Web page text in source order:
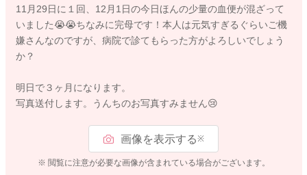
11月29日に１回、12月1日の今日ほんの少量の血便が混ざって
いました😭😭ちなみに完母です！本人は元気すぎるぐらいご機
嫌さんなのですが、病院で診てもらった方がよろしいでしょう
か？
明日で３ヶ月になります。
写真送付します。うんちのお写真すみません😢
画像を表示する※
※ 閲覧に注意が必要な画像が含まれている場合がございます。